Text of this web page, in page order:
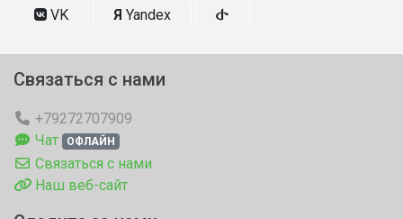
VK Я Yandex
Связаться с нами
+79272707909
Чат
ОФЛАЙН
Связаться с нами
Наш веб-сайт